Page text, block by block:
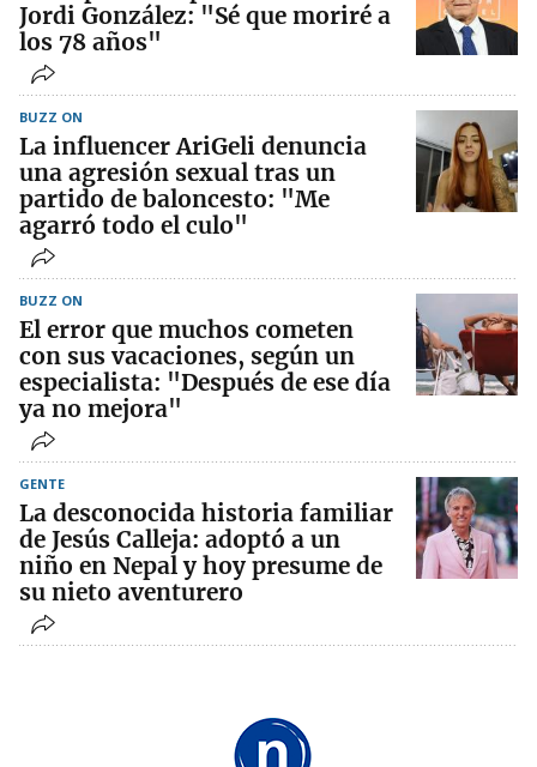
Jordi González: "Sé que moriré a
los 78 años"
BUZZ ON
La influencer AriGeli denuncia
una agresión sexual tras un
partido de baloncesto: "Me
agarró todo el culo"
BUZZ ON
El error que muchos cometen
con sus vacaciones, según un
especialista: "Después de ese día
ya no mejora"
GENTE
La desconocida historia familiar
de Jesús Calleja: adoptó a un
niño en Nepal y hoy presume de
su nieto aventurero